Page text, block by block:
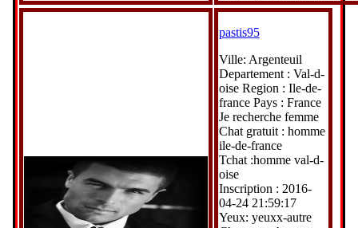
pastis95
Ville: Argenteuil
Departement : Val-d-
oise Region : Ile-de-
france Pays : France
Je recherche femme
Chat gratuit : homme
ile-de-france
Tchat :homme val-d-
oise
Inscription : 2016-
04-24 21:59:17
Yeux: yeuxx-autre